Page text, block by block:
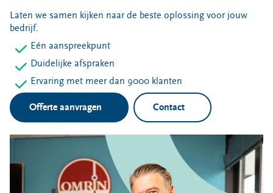
Laten we samen kijken naar de beste oplossing voor jouw
bedrijf.
Eén aanspreekpunt
Duidelijke afspraken
Ervaring met meer dan 9000 klanten
Offerte aanvragen Contact